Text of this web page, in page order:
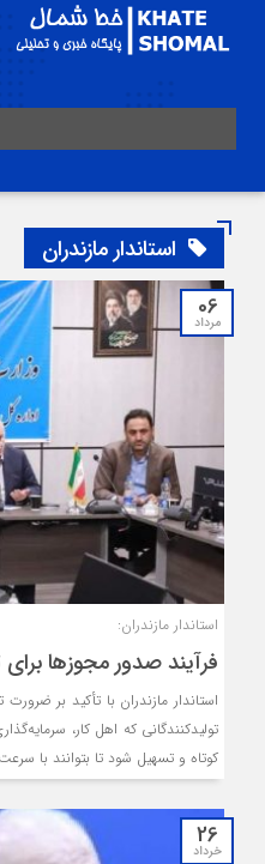
استاندار مازندران
06
مرداد
استاندار مازندران:
فرآیند صدور مجوزها
استاندار مازندران با تأکید بر
تولیدکنندگانی که اهل کار،
کوتاه و تسهیل شود تا بتوانند با
26
خرداد